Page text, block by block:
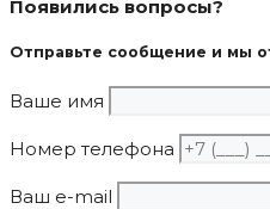
Появились вопросы?
Отправьте сообщение и мы
Ваше имя
Номер телефона
Ваш e-mail